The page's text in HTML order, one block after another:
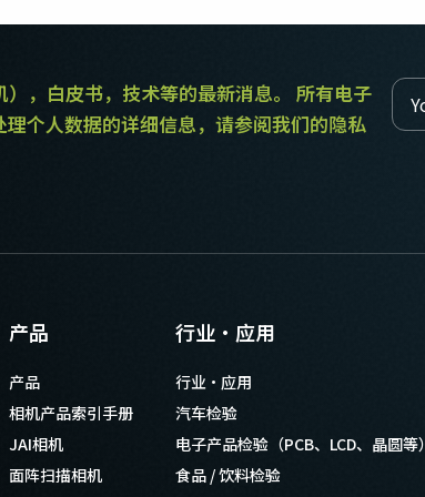
，白皮书，技术等的最新消息。 所有电子
个人数据的详细信息，请参阅我们的隐私
产品
产品
相机产品索引手册
JAI相机
面阵扫描相机
行业·应用
行业·应用
汽车检验
电子产品检验（PCB、LCD、晶圆等）
食品 / 饮料检验